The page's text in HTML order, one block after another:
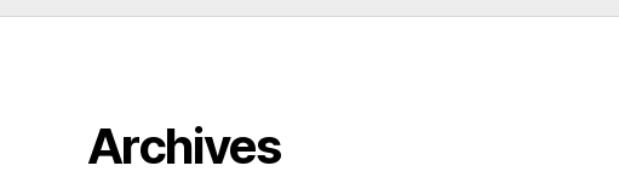
Archives